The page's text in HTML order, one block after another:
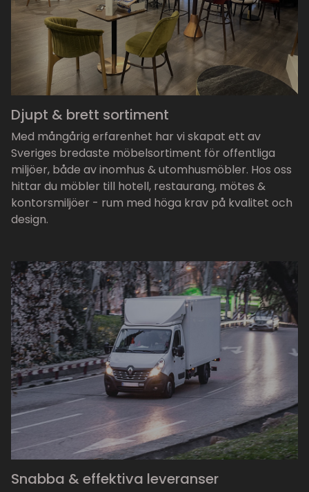
Djupt & brett sortiment
Med mångårig erfarenhet har vi skapat ett av
Sveriges bredaste möbelsortiment för offentliga
miljöer, både av inomhus & utomhusmöbler. Hos oss
hittar du möbler till hotell, restaurang, mötes &
kontorsmiljöer - rum med höga krav på kvalitet och
design.
Snabba & effektiva leveranser